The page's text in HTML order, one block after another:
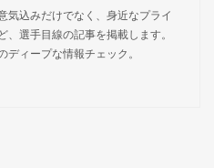
気込みだけでなく、身近なプライ
、選手目線の記事を掲載します。
ディープな情報チェック。